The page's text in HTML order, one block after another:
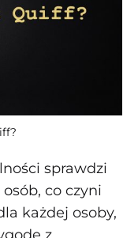
sprawdzi
co czyni
każdej osoby,